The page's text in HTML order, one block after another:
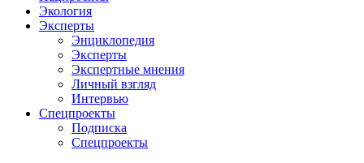
Экология
Эксперты
Энциклопедия
Эксперты
Экспертные мнения
Личный взгляд
Интервью
Спецпроекты
Подписка
Спецпроекты